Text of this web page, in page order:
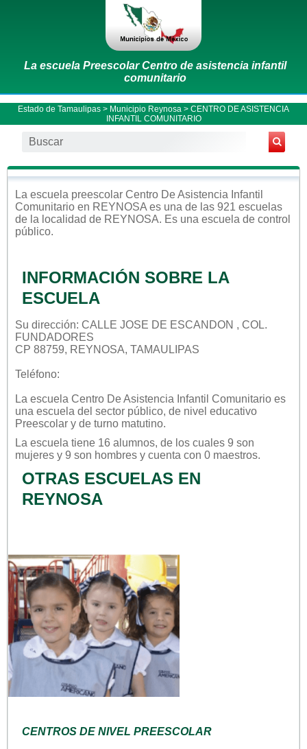
La escuela Preescolar Centro de asistencia infantil
comunitario
Estado de Tamaulipas > Municipio Reynosa > CENTRO DE ASISTENCIA
INFANTIL COMUNITARIO
La escuela preescolar Centro De Asistencia Infantil
Comunitario en REYNOSA es una de las 921 escuelas
de la localidad de REYNOSA. Es una escuela de control
público.
INFORMACIÓN SOBRE LA
ESCUELA
Su dirección: CALLE JOSE DE ESCANDON , COL.
FUNDADORES
CP 88759, REYNOSA, TAMAULIPAS
Teléfono:
La escuela Centro De Asistencia Infantil Comunitario es
una escuela del sector público, de nivel educativo
Preescolar y de turno matutino.
La escuela tiene 16 alumnos, de los cuales 9 son
mujeres y 9 son hombres y cuenta con 0 maestros.
OTRAS ESCUELAS EN
REYNOSA
CENTROS DE NIVEL PREESCOLAR